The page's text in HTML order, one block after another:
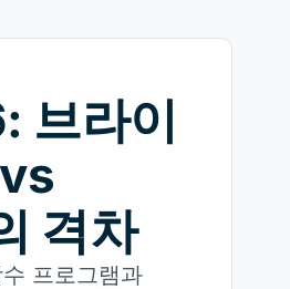
브라이
격차
프로그램과